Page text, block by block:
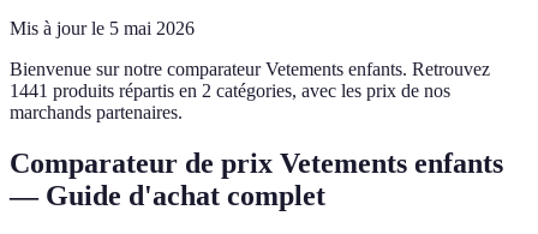
Mis à jour le 5 mai 2026
Bienvenue sur notre comparateur Vetements enfants. Retrouvez
1441 produits répartis en 2 catégories, avec les prix de nos
marchands partenaires.
Comparateur de prix Vetements enfants
— Guide d'achat complet